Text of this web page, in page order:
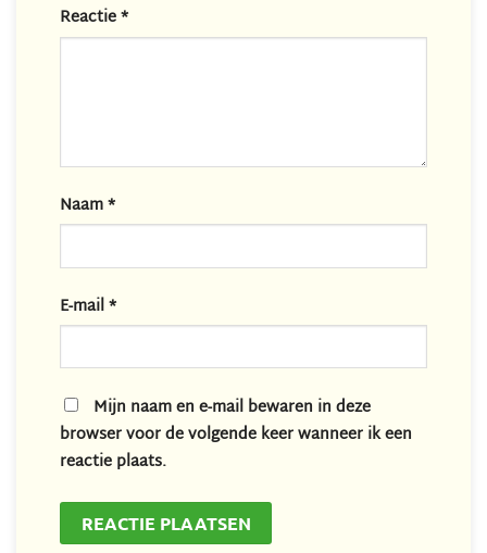
Reactie*
Naam*
E-mail*
Mijn naam en e-mail bewaren in deze
browser voor de volgende keer wanneer ik een
reactie plaats.